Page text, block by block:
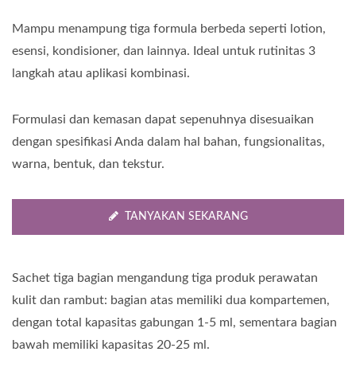
Mampu menampung tiga formula berbeda seperti lotion,
esensi, kondisioner, dan lainnya. Ideal untuk rutinitas 3
langkah atau aplikasi kombinasi.
Formulasi dan kemasan dapat sepenuhnya disesuaikan
dengan spesifikasi Anda dalam hal bahan, fungsionalitas,
warna, bentuk, dan tekstur.
TANYAKAN SEKARANG
Sachet tiga bagian mengandung tiga produk perawatan
kulit dan rambut: bagian atas memiliki dua kompartemen,
dengan total kapasitas gabungan 1-5 ml, sementara bagian
bawah memiliki kapasitas 20-25 ml.